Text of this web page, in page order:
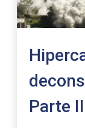
Parte II